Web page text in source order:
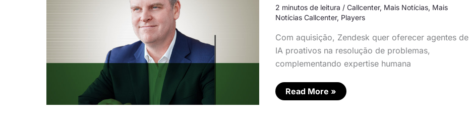
2 minutos de leitura / Callcenter, Mais Notícias, Mais
Notícias Callcenter, Players
Com aquisição, Zendesk quer oferecer agentes de
IA proativos na resolução de problemas,
complementando expertise humana
Read More »